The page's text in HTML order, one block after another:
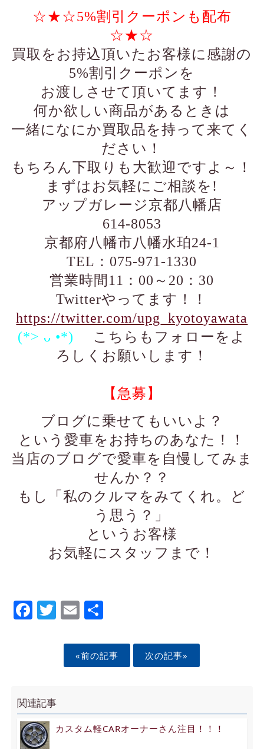
☆★☆5%割引クーポンも配布
☆★☆
買取をお持込頂いたお客様に感謝の
5%割引クーポンを
お渡しさせて頂いてます！
何か欲しい商品があるときは
一緒になにか買取品を持って来てく
ださい！
もちろん下取りも大歓迎ですよ～！
まずはお気軽にご相談を!
アップガレージ京都八幡店
614-8053
京都府八幡市八幡水珀24-1
TEL：075-971-1330
営業時間11：00～20：30
Twitterやってます！！
https://twitter.com/upg_kyotoyawata
(*> ᴗ •*)ゞ
こちらもフォローをよ
ろしくお願いします！
【急募】
ブログに乗せてもいいよ？
という愛車をお持ちのあなた！！
当店のブログで愛車を自慢してみま
せんか？？
もし「私のクルマをみてくれ。ど
う思う？」
というお客様
お気軽にスタッフまで！
Facebook
Twitter
EmailShare
«前の記事 次の記事»
関連記事
カスタム軽CARオーナーさん注目！！！